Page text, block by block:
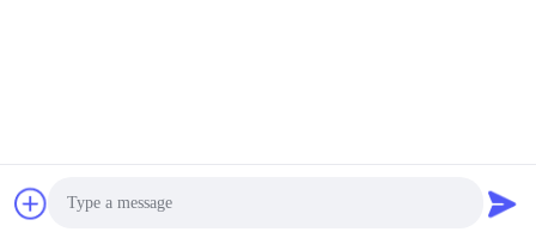
Copyright-© 2025-2026 YUSH Electronic Technology Co.,Ltd